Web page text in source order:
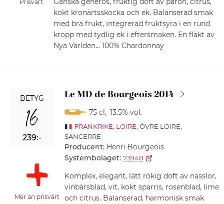
Prisvärt
kokt kronärtsskocka och ek. Balanserad smak
med bra frukt, integrerad fruktsyra i en rund
kropp med tydlig ek i eftersmaken. En fläkt av
Nya Världen... 100% Chardonnay
BETYG
16
239:-
Mer än prisvärt
Le MD de Bourgeois 2014
75 cl, 13.5% vol.
FRANKRIKE, LOIRE, ÖVRE LOIRE,
SANCERRE
Producent: Henri Bourgeois
Systembolaget: 73948
Komplex, elegant, lätt rökig doft av nässlor,
vinbärsblad, vit, kokt sparris, rosenblad, lime
och citrus. Balanserad, harmonisk smak